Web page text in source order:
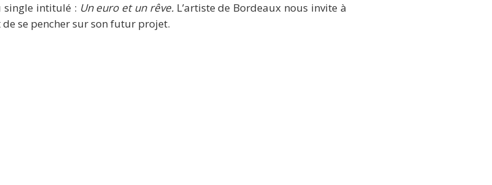
single intitulé : Un euro et un rêve.L’artiste de Bordeaux nous invite à
se pencher sur son futur projet.